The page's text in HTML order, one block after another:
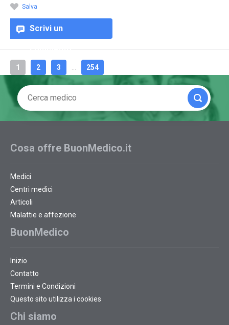
Salva
Scrivi un
commento
1 2 3 254
Cosa offre BuonMedico.it
Medici
Centri medici
Articoli
Malattie e affezione
BuonMedico
Inizio
Contatto
Termini e Condizioni
Questo sito utilizza i cookies
Chi siamo